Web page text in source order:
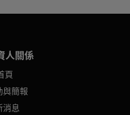
人關係
頁
與簡報
消息